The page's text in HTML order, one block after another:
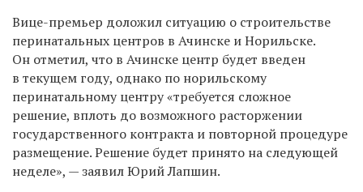
Вице-премьер доложил ситуацию о строительстве
перинатальных центров в Ачинске и Норильске.
Он отметил, что в Ачинске центр будет введен
в текущем году, однако по норильскому
перинатальному центру «требуется сложное
решение, вплоть до возможного расторжении
государственного контракта и повторной процедуре
размещение. Решение будет принято на следующей
неделе», — заявил Юрий Лапшин.